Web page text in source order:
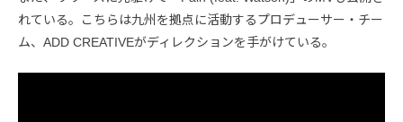
れている。こちらは九州を拠点に活動するプロデューサー・チー
ム、ADD CREATIVEがディレクションを手がけている。